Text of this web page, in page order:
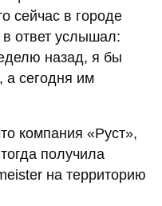
сейчас в городе
ответ услышал:
назад, я бы
а сегодня им
компания «Руст»,
получила
на территорию